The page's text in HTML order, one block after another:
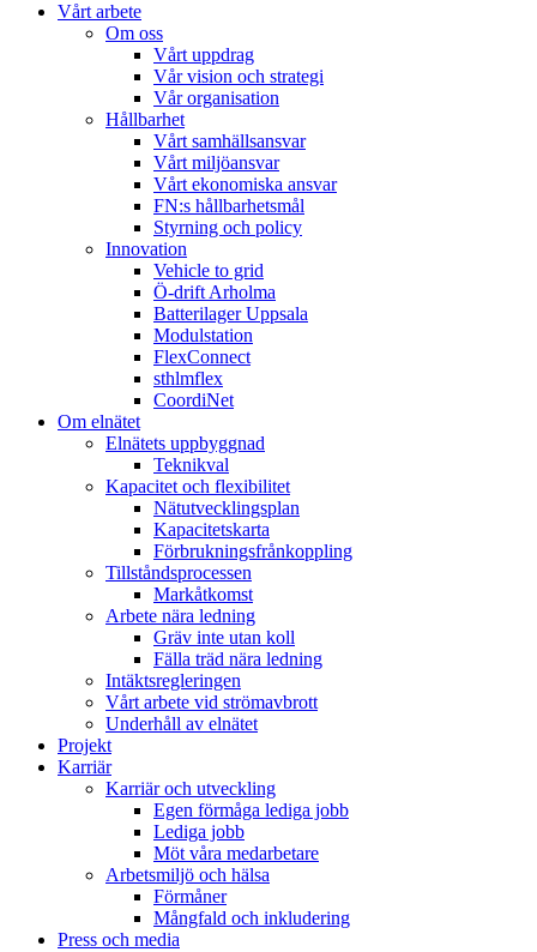
Vårt arbete
Om oss
Vårt uppdrag
Vår vision och strategi
Vår organisation
Hållbarhet
Vårt samhällsansvar
Vårt miljöansvar
Vårt ekonomiska ansvar
FN:s hållbarhetsmål
Styrning och policy
Innovation
Vehicle to grid
Ö-drift Arholma
Batterilager Uppsala
Modulstation
FlexConnect
sthlmflex
CoordiNet
Om elnätet
Elnätets uppbyggnad
Teknikval
Kapacitet och flexibilitet
Nätutvecklingsplan
Kapacitetskarta
Förbrukningsfrånkoppling
Tillståndsprocessen
Markåtkomst
Arbete nära ledning
Gräv inte utan koll
Fälla träd nära ledning
Intäktsregleringen
Vårt arbete vid strömavbrott
Underhåll av elnätet
Projekt
Karriär
Karriär och utveckling
Egen förmåga lediga jobb
Lediga jobb
Möt våra medarbetare
Arbetsmiljö och hälsa
Förmåner
Mångfald och inkludering
Press och media